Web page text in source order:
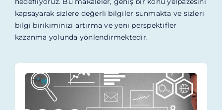
kapsayarak sizlere değerli bilgiler sunmakta ve sizleri
bilgi birikiminizi artırma ve yeni perspektifler
kazanma yolunda yönlendirmektedir.